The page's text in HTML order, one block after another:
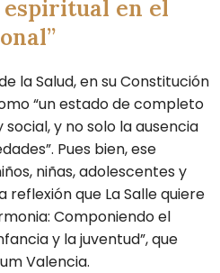
espiritual en el
la Salud, en su Constitución
“un estado de completo
y no solo la ausencia
Pues bien, ese
niñas, adolescentes y
reflexión que La Salle quiere
Componiendo el
y la juventud”, que
Valencia.